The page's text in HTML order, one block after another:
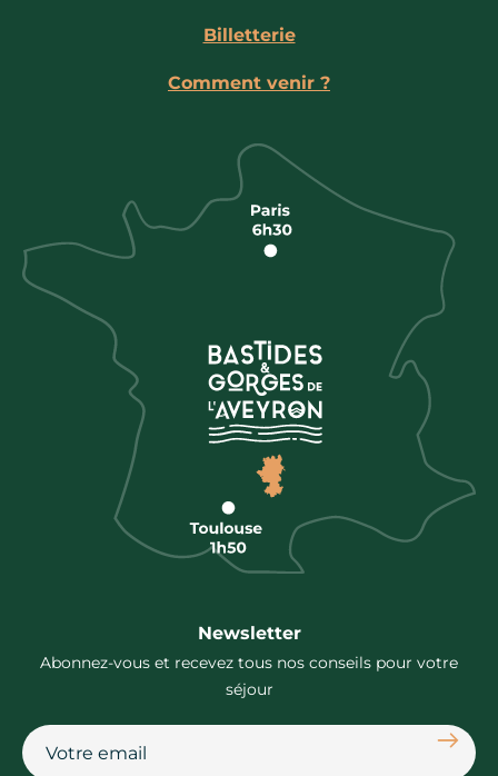
Billetterie
Comment venir ?
Newsletter
Abonnez-vous et recevez tous nos conseils pour votre
séjour